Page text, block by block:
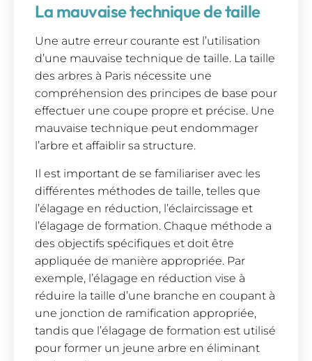
La mauvaise technique de taille
Une autre erreur courante est l’utilisation
d’une mauvaise technique de taille. La taille
des arbres à Paris nécessite une
compréhension des principes de base pour
effectuer une coupe propre et précise. Une
mauvaise technique peut endommager
l’arbre et affaiblir sa structure.
Il est important de se familiariser avec les
différentes méthodes de taille, telles que
l’élagage en réduction, l’éclaircissage et
l’élagage de formation. Chaque méthode a
des objectifs spécifiques et doit être
appliquée de manière appropriée. Par
exemple, l’élagage en réduction vise à
réduire la taille d’une branche en coupant à
une jonction de ramification appropriée,
tandis que l’élagage de formation est utilisé
pour former un jeune arbre en éliminant